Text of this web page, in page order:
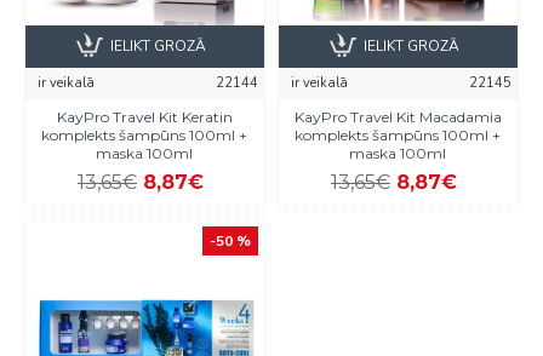
ir veikalā
22144
KayPro Travel Kit Keratin
komplekts šampūns 100ml +
maska 100ml
13,65€ 8,87€
IELIKT GROZĀ
ir veikalā
22145
KayPro Travel Kit Macadamia
komplekts šampūns 100ml +
maska 100ml
13,65€ 8,87€
IELIKT GROZĀ
-50 %